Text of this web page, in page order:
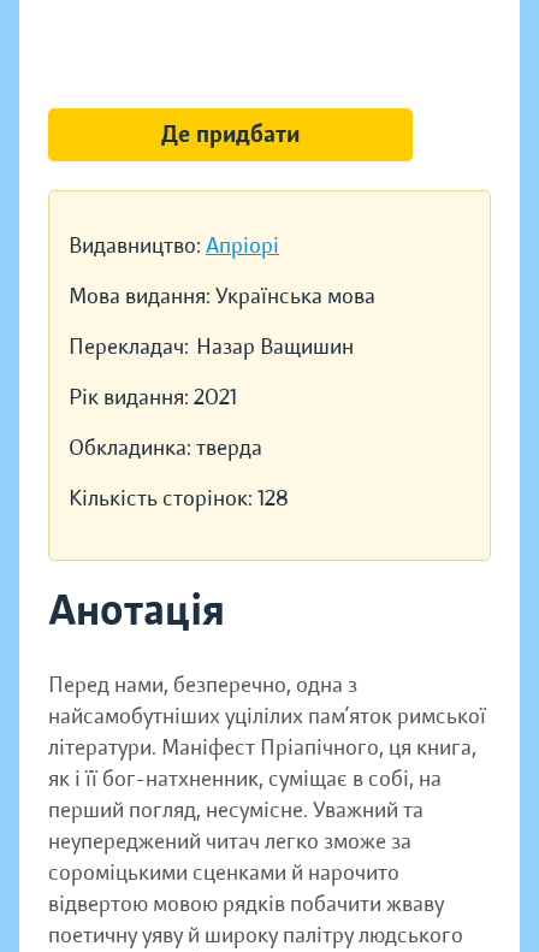
Видавництво: Апріорі
Мова видання: Українська мова
Перекладач: Назар Ващишин
Рік видання: 2021
Обкладинка: тверда
Кількість сторінок: 128
Анотація
Перед нами, безперечно, одна з
найсамобутніших уцілілих пам’яток римської
літератури. Маніфест Пріапічного, ця книга,
як і її бог-натхненник, суміщає в собі, на
перший погляд, несумісне. Уважний та
неупереджений читач легко зможе за
сороміцькими сценками й нарочито
відвертою мовою рядків побачити жваву
поетичну уяву й широку палітру людського
Де придбати